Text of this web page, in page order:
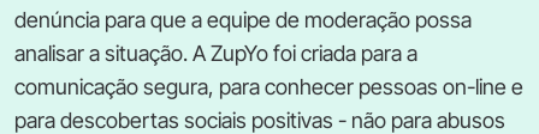
denúncia para que a equipe de moderação possa
analisar a situação. A ZupYo foi criada para a
comunicação segura, para conhecer pessoas on-line e
para descobertas sociais positivas - não para abusos